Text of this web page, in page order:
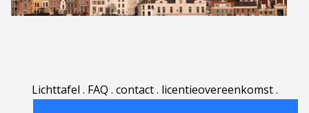
Lichttafel . FAQ . contact. licentieovereenkomst.